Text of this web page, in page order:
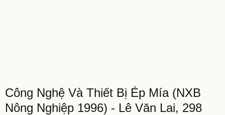
Công Nghệ Và Thiết Bị Ép Mía (NXB
Nông Nghiệp 1996) - Lê Văn Lai, 298